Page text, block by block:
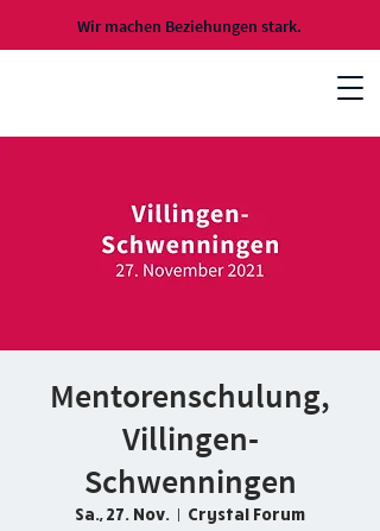
Wir machen Beziehungen stark.
Mentorenschulung,
Villingen-
Schwenningen
Sa., 27. Nov.
  |
Crystal Forum